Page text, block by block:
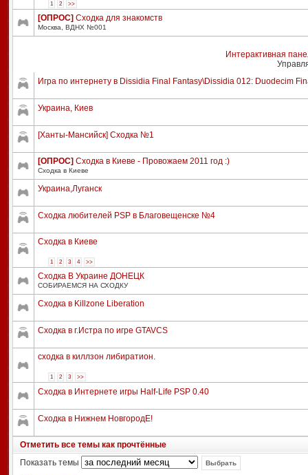
1 2 >>
[ОПРОС] Сходка для знакомств
Москва, ВДНХ №001
Интерактивная
Игра по интернету в Dissidia Final Fantasy\Dissidia 012: Duodecim
Украина, Киев
[Ханты-Мансийск] Сходка №1
[ОПРОС] Сходка в Киеве - Провожаем 2011 год :)
Сходка в Киеве
Украина,Луганск
Сходка любителей PSP в Благовещенске №4
Сходка в Киеве
1 2 3 4 >>
Сходка В Украине ДОНЕЦК
СОБИРАЕМСЯ НА СХОДКУ
Сходка в Killzone Liberation
Сходка в г.Истра по игре GTAVCS
сходка в киллзон либиратион.
1 2 3 >>
Сходка в Интернете игры Half-Life PSP 0.40
Сходка в Нижнем НовгородЕ!
Отметить все темы как прочтённые
Показать темы